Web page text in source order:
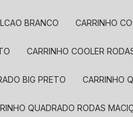
BRANCO CARRINHO
CARRINHO COOLER
BIG PRETO CARRINHO
QUADRADO RODAS